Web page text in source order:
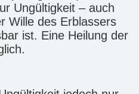
Ungültigkeit – auch
Wille des Erblassers
ist. Eine Heilung der